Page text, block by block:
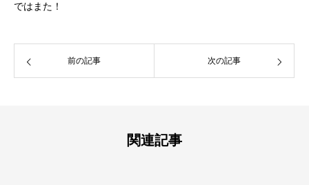
ではまた！
前の記事 次の記事
関連記事